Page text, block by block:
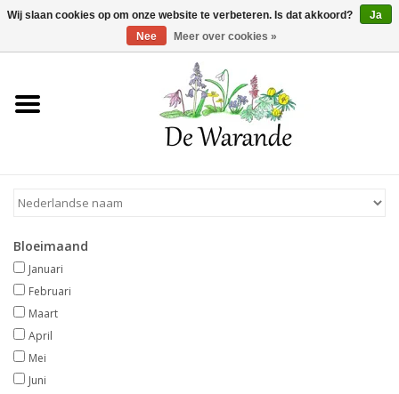
Winkelwagen >0 Artikelen - €0,00
Home
Voorjaarsbloeiers
Zomerbloeiers
Herfstbloeiers
Schaduwplanten
Bloeimaand
Januari
Februari
Maart
April
Mei
Juni
Wij slaan cookies op om onze website te verbeteren. Is dat akkoord?
Ja
Nee
Meer over cookies »